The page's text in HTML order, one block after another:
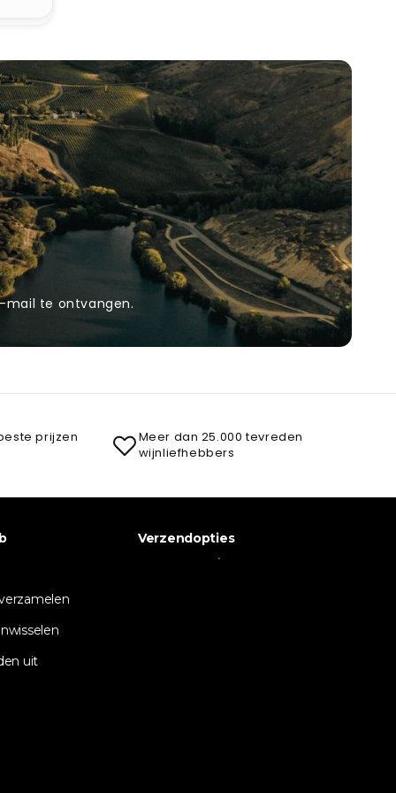
mail te ontvangen.
prijzen
Meer dan 25.000 tevreden
wijnliefhebbers
uit
Verzendopties